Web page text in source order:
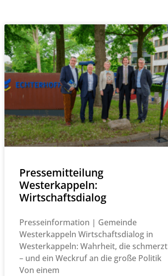
Pressemitteilung
Westerkappeln:
Wirtschaftsdialog
Presseinformation | Gemeinde
Westerkappeln Wirtschaftsdialog in
Westerkappeln: Wahrheit, die schmerzt
– und ein Weckruf an die große Politik
Von einem